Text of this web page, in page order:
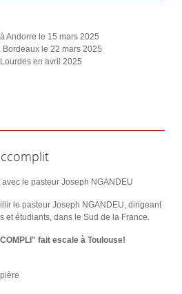
Andorre le 15 mars 2025
le 22 mars 2025
en avril 2025
le pasteur Joseph NGANDEU
le pasteur Joseph NGANDEU, dirigeant
et étudiants, dans le Sud de la France.
fait escale à Toulouse!